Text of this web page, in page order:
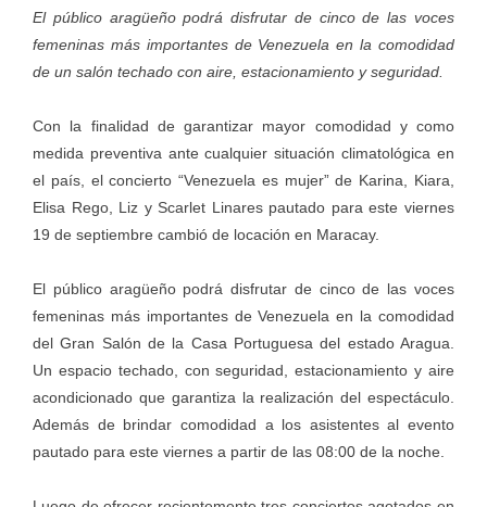
El público aragüeño podrá disfrutar de cinco de las voces
femeninas más importantes de Venezuela en la comodidad
de un salón techado con aire, estacionamiento y seguridad.
Con la finalidad de garantizar mayor comodidad y como
medida preventiva ante cualquier situación climatológica en
el país, el concierto “Venezuela es mujer” de Karina, Kiara,
Elisa Rego, Liz y Scarlet Linares pautado para este viernes
19 de septiembre cambió de locación en Maracay.
El público aragüeño podrá disfrutar de cinco de las voces
femeninas más importantes de Venezuela en la comodidad
del Gran Salón de la Casa Portuguesa del estado Aragua.
Un espacio techado, con seguridad, estacionamiento y aire
acondicionado que garantiza la realización del espectáculo.
Además de brindar comodidad a los asistentes al evento
pautado para este viernes a partir de las 08:00 de la noche.